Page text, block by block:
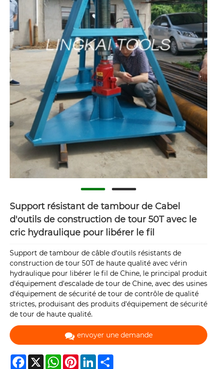
Support résistant de tambour de Cabel
d'outils de construction de tour 50T avec le
cric hydraulique pour libérer le fil
Support de tambour de câble d'outils résistants de
construction de tour 50T de haute qualité avec vérin
hydraulique pour libérer le fil de Chine, le principal produit
d'équipement d'escalade de tour de Chine, avec des usines
d'équipement de sécurité de tour de contrôle de qualité
strictes, produisant des produits d'équipement de sécurité
de tour de haute qualité.
envoyer une demande
Facebook
X WhatsAppPinterestLinkedIn